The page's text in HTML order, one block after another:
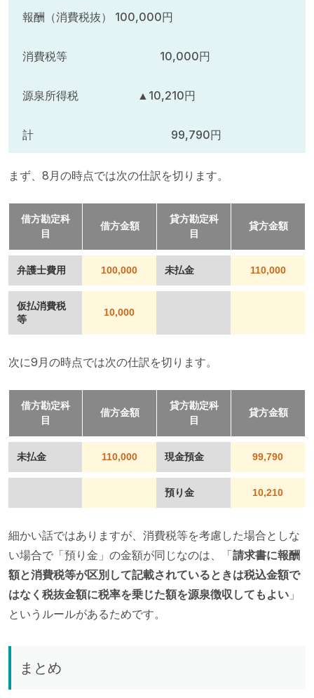
報酬（消費税抜） 100,000円
消費税等 10,000円
源泉所得税 ▲10,210円
計 99,790円
まず、8月の時点では次の仕訳を切ります。
借方勘定科
目
借方金額
貸方勘定科
目
貸方金額
弁護士費用 100,000 未払金 110,000
仮払消費税
等
10,000
次に9月の時点では次の仕訳を切ります。
借方勘定科
目
借方金額
貸方勘定科
目
貸方金額
未払金 110,000 現金預金 99,790
預り金 10,210
細かい話ではありますが、消費税等を考慮した場合としな
い場合で「預り金」の金額が同じなのは、「請求書に報酬
額と消費税等が区別して記載されているときは税込金額で
はなく税抜金額に税率を乗じた額を源泉徴収してもよい 」
というルールがあるためです。
まとめ